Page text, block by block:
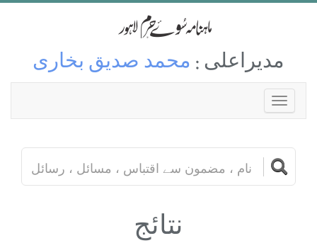
مدیراعلی : محمد صدیق بخاری
نتائج